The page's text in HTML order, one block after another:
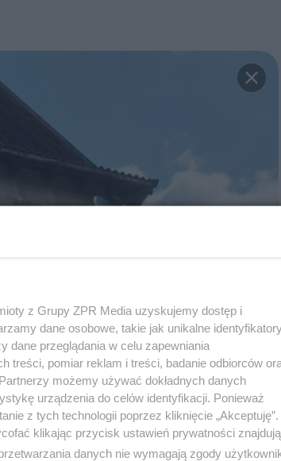
z Grupy ZPR Media uzyskujemy dostęp i
dane osobowe, takie jak unikalne
dane przeglądania w celu zapewniania
treści, pomiar reklam i treści, badanie odbiorców
możemy używać dokładnych danych
urządzenia do celów identyfikacji. Ponieważ
z tych technologii poprzez kliknięcie „Akceptuję”.
klikając przycisk ustawień prywatności
danych nie wymagają zgody